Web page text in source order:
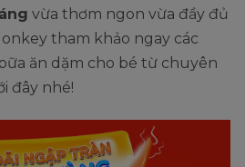
vừa thơm ngon vừa đầy đủ
tham khảo ngay các
ăn dặm cho bé từ chuyên
đây nhé!